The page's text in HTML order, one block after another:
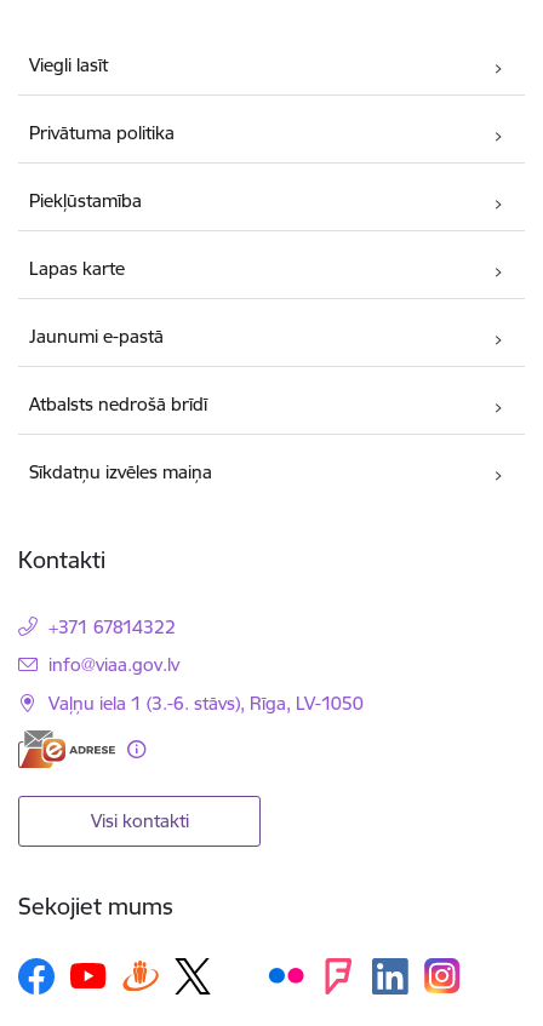
Viegli lasīt
Privātuma politika
Piekļūstamība
Lapas karte
Jaunumi e-pastā
Atbalsts nedrošā brīdī
Sīkdatņu izvēles maiņa
Kontakti
+371 67814322
E-pasts:
info@viaa.gov.lv
Vaļņu iela 1 (3.-6. stāvs), Rīga, LV-1050
Visi kontakti
Sekojiet mums